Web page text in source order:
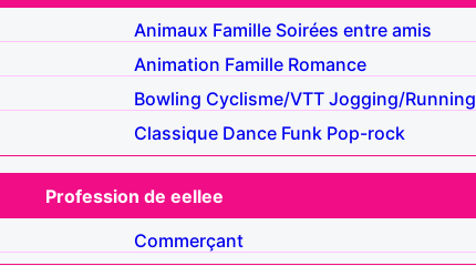
Animaux Famille Soirées entre amis
Animation Famille Romance
Bowling Cyclisme/VTT Jogging/Running
Classique Dance Funk Pop-rock
Profession de eellee
Commerçant